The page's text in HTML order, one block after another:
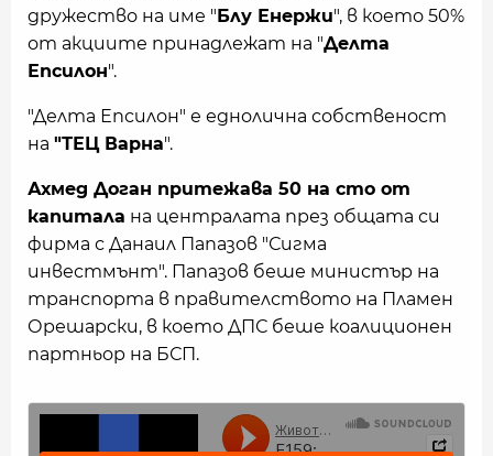
дружество на име "Блу Енержи", в което 50%
от акциите принадлежат на "Делта
Епсилон".
"Делта Епсилон" е еднолична собственост
на "ТЕЦ Варна".
Ахмед Доган притежава 50 на сто от
капитала на централата през общата си
фирма с Данаил Папазов "Сигма
инвестмънт". Папазов беше министър на
транспорта в правителството на Пламен
Орешарски, в което ДПС беше коалиционен
партньор на БСП.